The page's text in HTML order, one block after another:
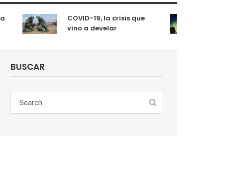
COVID-19, la crisis que
vino a develar
BUSCAR